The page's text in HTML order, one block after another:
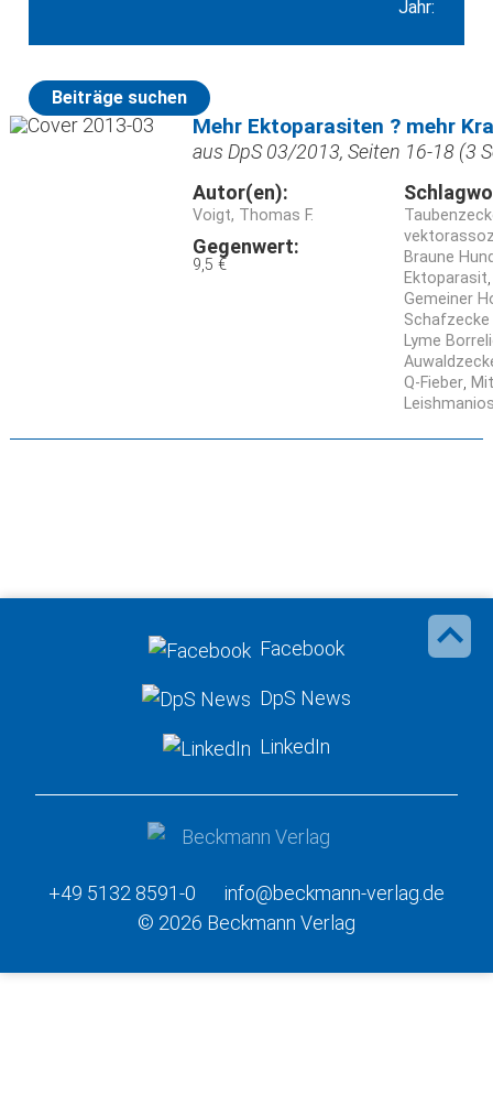
Jahr:
Beiträge suchen
Mehr Ektoparasiten ? mehr
aus DpS 03/2013, Seiten 16-18 (3
Autor(en):
Voigt, Thomas F.
Gegenwert:
9,5 €
Braune
Ektoparasit
Gemeiner
Lyme
Q-Fieber
Facebook
DpS News
LinkedIn
+49 5132 8591-0
info@beckmann-verlag.de
© 2026 Beckmann Verlag